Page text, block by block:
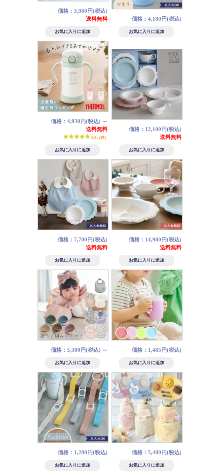
価格：3,980円(税込)
送料無料
価格：4,180円(税込)
価格：4,930円(税込) ～
送料無料
5.0 (2件)
価格：12,100円(税込)
送料無料
価格：7,700円(税込)
送料無料
価格：14,980円(税込)
送料無料
価格：5,300円(税込) ～ 価格：1,485円(税込)
価格：1,280円(税込) 価格：5,480円(税込)